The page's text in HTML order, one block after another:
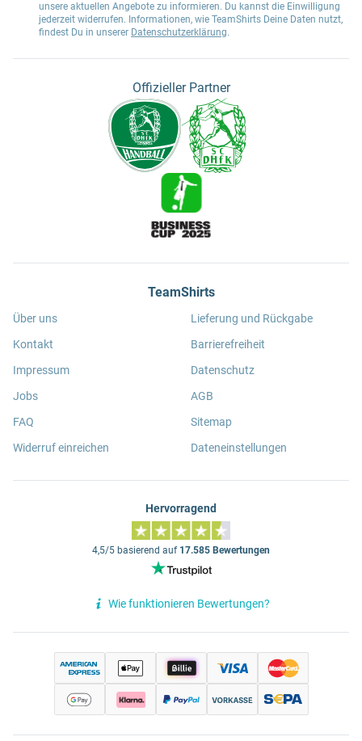
unsere aktuellen Angebote zu informieren. Du kannst die Einwilligung
jederzeit widerrufen. Informationen, wie TeamShirts Deine Daten nutzt,
findest Du in unserer Datenschutzerklärung.
Offizieller Partner
TeamShirts
Über uns
Kontakt
Impressum
Jobs
FAQ
Widerruf einreichen
Lieferung und Rückgabe
Barrierefreiheit
Datenschutz
AGB
Sitemap
Dateneinstellungen
Hervorragend
4,5/5 basierend auf 17.585 Bewertungen
Wie funktionieren Bewertungen?